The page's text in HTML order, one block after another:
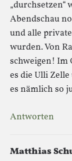
„durchsetzen“
Abendschau
und alle
wurden. Von
schweigen! Im
es die Ulli
es nämlich so
Antworten
Matthias